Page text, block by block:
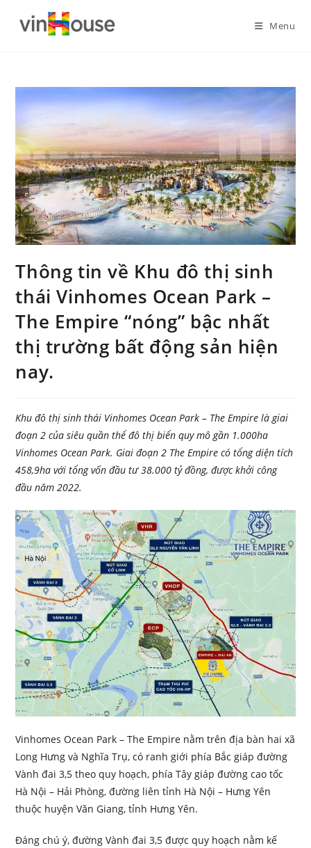
Menu
Thông tin về Khu đô thị sinh
thái Vinhomes Ocean Park –
The Empire “nóng” bậc nhất
thị trường bất động sản hiện
nay.
Khu đô thị sinh thái Vinhomes Ocean Park – The Empire là giai
đoạn 2 của siêu quần thể đô thị biển quy mô gần 1.000ha
Vinhomes Ocean Park. Giai đoạn 2 The Empire có tổng diện tích
458,9ha với tổng vốn đầu tư 38.000 tỷ đồng, được khởi công
đầu năm 2022.
Vinhomes Ocean Park – The Empire nằm trên địa bàn hai xã
Long Hưng và Nghĩa Trụ, có ranh giới phía Bắc giáp đường
Vành đai 3,5 theo quy hoạch, phía Tây giáp đường cao tốc
Hà Nội – Hải Phòng, đường liên tỉnh Hà Nội – Hưng Yên
thuộc huyện Văn Giang, tỉnh Hưng Yên.
Đáng chú ý, đường Vành đai 3,5 được quy hoạch nằm kế